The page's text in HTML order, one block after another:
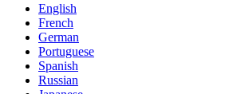
English
French
German
Portuguese
Spanish
Russian